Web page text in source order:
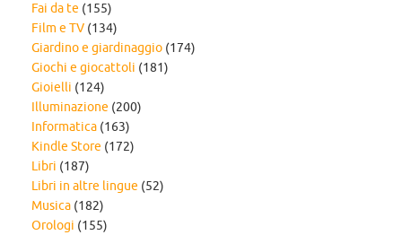
Fai da te (155)
Film e TV (134)
Giardino e giardinaggio (174)
Giochi e giocattoli (181)
Gioielli (124)
Illuminazione (200)
Informatica (163)
Kindle Store (172)
Libri (187)
Libri in altre lingue (52)
Musica (182)
Orologi (155)